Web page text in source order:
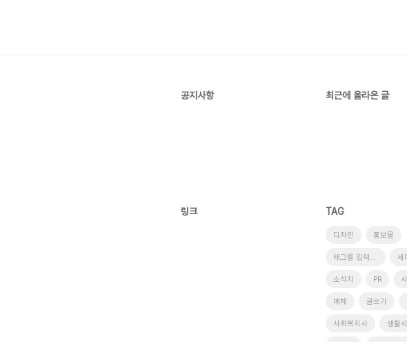
공지사항 최근에 올라온 글
링크 TAG
디자인 홍보물
태그를 입력해 주세요. 세
소식지 PR
매체 글쓰기
사회복지사 생활